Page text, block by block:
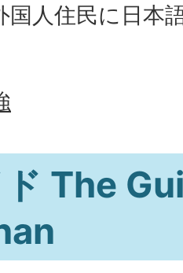
国人住民に日本
ド The